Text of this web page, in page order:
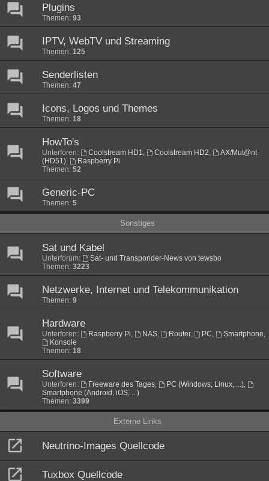
Plugins
Themen: 93
IPTV, WebTV und Streaming
Themen: 125
Senderlisten
Themen: 47
Icons, Logos und Themes
Themen: 18
HowTo's
Unterforen: Coolstream HD1, Coolstream HD2,
AX/Mut@nt
(HD51),
Raspberry Pi
Themen: 52
Generic-PC
Themen: 5
Sonstiges
Sat und Kabel
Unterforum:
Sat- und Transponder-News von tewsbo
Themen: 3223
Netzwerke, Internet und Telekommunikation
Themen: 9
Hardware
Unterforen: Raspberry Pi, NAS, Router, PC, Smartphone,
Konsole
Themen: 18
Software
Unterforen: Freeware des Tages, PC (Windows, Linux, ...),
Smartphone (Android, iOS, ...)
Themen: 3399
Externe Links
Neutrino-Images Quellcode
Tuxbox Quellcode